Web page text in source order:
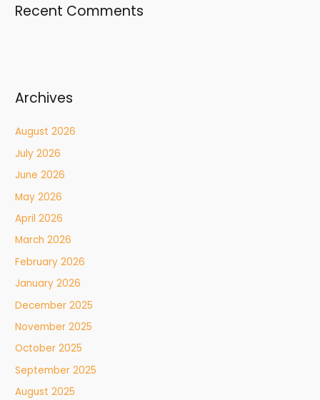
Recent Comments
Archives
August 2026
July 2026
June 2026
May 2026
April 2026
March 2026
February 2026
January 2026
December 2025
November 2025
October 2025
September 2025
August 2025